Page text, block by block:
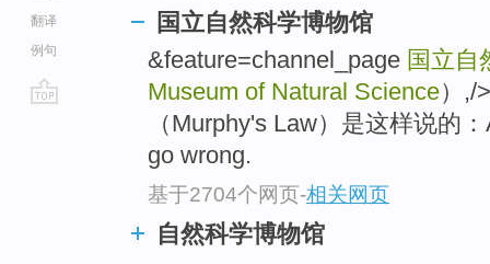
翻译
例句
国立自然科学博物馆
&feature=channel_page 国立自
Museum of Natural Science）,/
（Murphy's Law）是这样说的
go wrong.
基于2704个网页-相关网页
自然科学博物馆